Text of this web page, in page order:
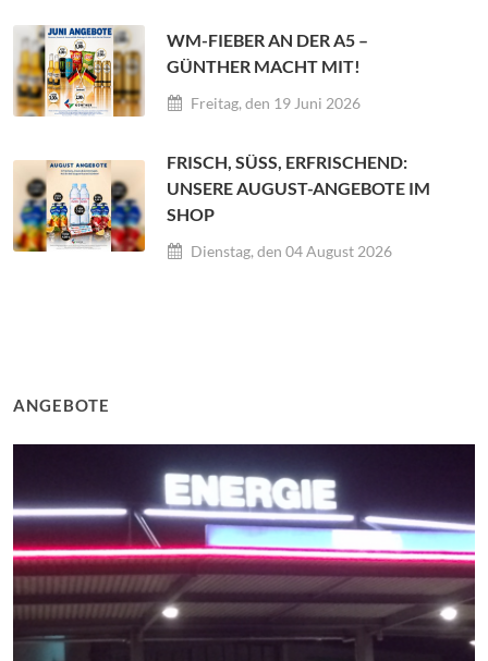
WM-FIEBER AN DER A5 –
GÜNTHER MACHT MIT!
Freitag, den 19 Juni 2026
FRISCH, SÜSS, ERFRISCHEND:
UNSERE AUGUST-ANGEBOTE IM
SHOP
Dienstag, den 04 August 2026
ANGEBOTE